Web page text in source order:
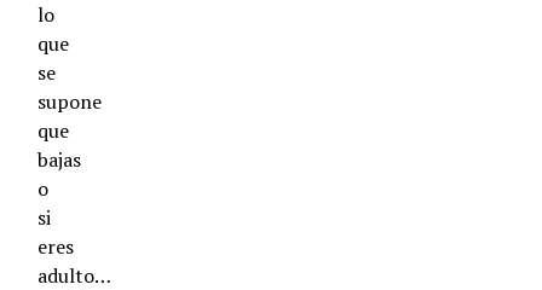
lo
que
se
supone
que
bajas
o
si
eres
adulto…